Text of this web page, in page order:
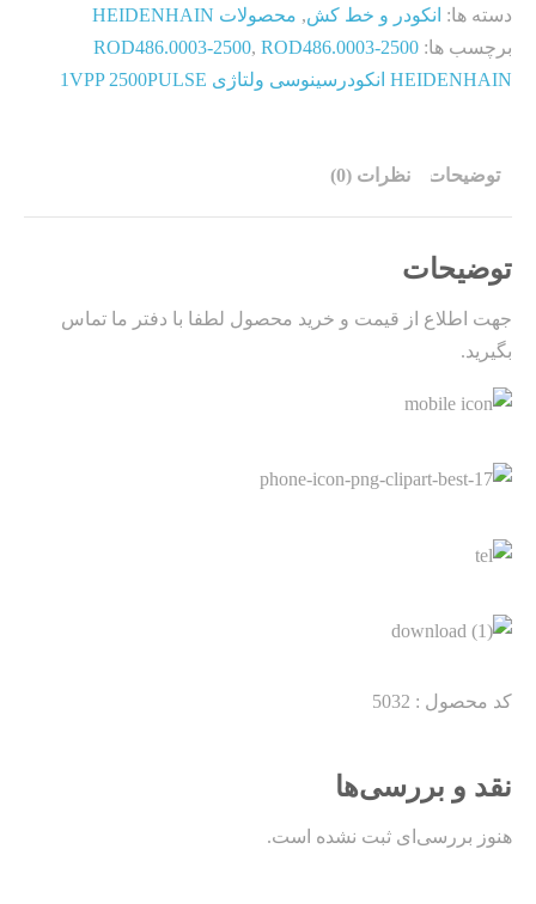
دسته ها: انکودر و خط کش, محصولات HEIDENHAIN
برچسب ها:
ROD486.0003-2500, ROD486.0003-2500
HEIDENHAIN انکودرسینوسی ولتاژی 1VPP 2500PULSE
توضیحات نظرات (0)
توضیحات
جهت اطلاع از قیمت و خرید محصول لطفا با دفتر ما تماس
بگیرید.
کد محصول : 5032
نقد و بررسی‌ها
هنوز بررسی‌ای ثبت نشده است.